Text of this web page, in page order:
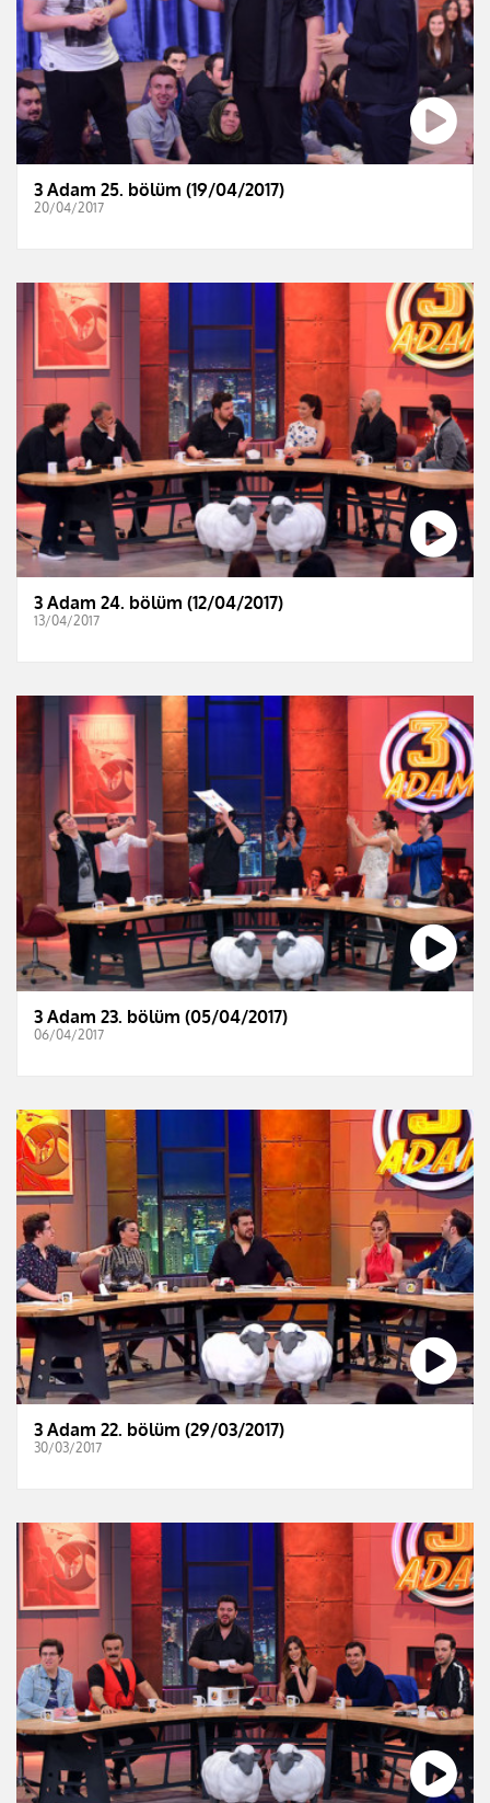
3 Adam 25. bölüm (19/04/2017)
20/04/2017
3 Adam 24. bölüm (12/04/2017)
13/04/2017
3 Adam 23. bölüm (05/04/2017)
06/04/2017
3 Adam 22. bölüm (29/03/2017)
30/03/2017